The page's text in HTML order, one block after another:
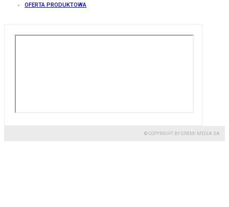
OFERTA PRODUKTOWA
© COPYRIGHT BY GREMI MEDIA SA